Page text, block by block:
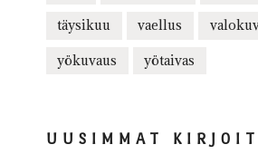
täysikuu vaellus
yökuvaus yötaivas
UUSIMMAT